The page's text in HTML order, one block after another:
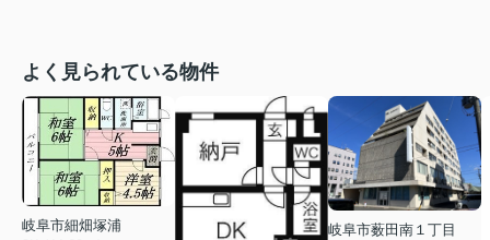
よく見られている物件
岐阜市細畑塚浦
岐阜市薮田南１丁目